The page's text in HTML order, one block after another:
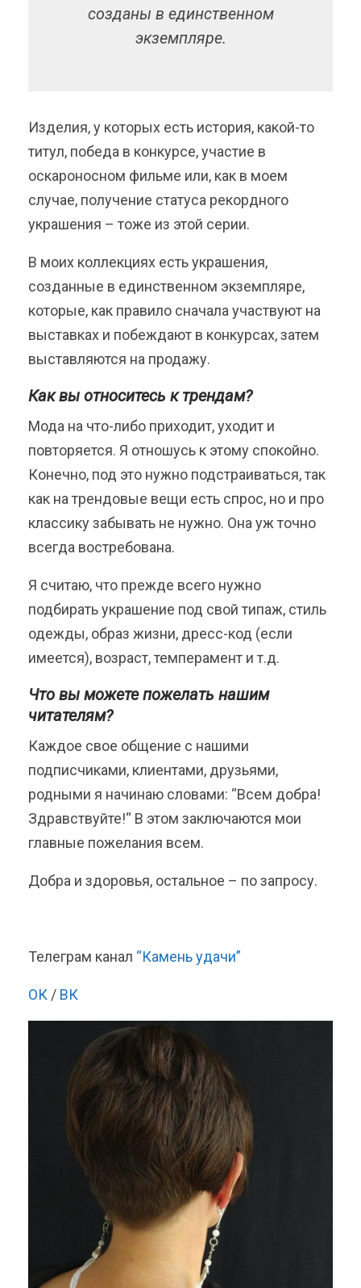
созданы в единственном
экземпляре.
Изделия, у которых есть история, какой-то
титул, победа в конкурсе, участие в
оскароносном фильме или, как в моем
случае, получение статуса рекордного
украшения – тоже из этой серии.
В моих коллекциях есть украшения,
созданные в единственном экземпляре,
которые, как правило сначала участвуют на
выставках и побеждают в конкурсах, затем
выставляются на продажу.
Как вы относитесь к трендам?
Мода на что-либо приходит, уходит и
повторяется. Я отношусь к этому спокойно.
Конечно, под это нужно подстраиваться, так
как на трендовые вещи есть спрос, но и про
классику забывать не нужно. Она уж точно
всегда востребована.
Я считаю, что прежде всего нужно
подбирать украшение под свой типаж, стиль
одежды, образ жизни, дресс-код (если
имеется), возраст, темперамент и т.д.
Что вы можете пожелать нашим
читателям?
Каждое свое общение с нашими
подписчиками, клиентами, друзьями,
родными я начинаю словами: “Всем добра!
Здравствуйте!“ В этом заключаются мои
главные пожелания всем.
Добра и здоровья, остальное – по запросу.
Телеграм канал “Камень удачи”
ОК / ВК